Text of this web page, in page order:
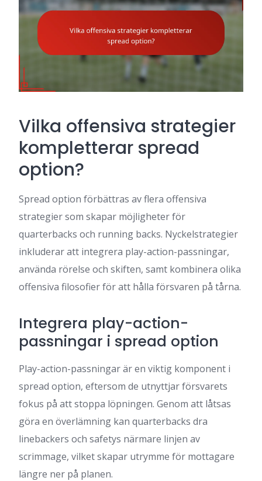
Vilka offensiva strategier
kompletterar spread
option?
Spread option förbättras av flera offensiva
strategier som skapar möjligheter för
quarterbacks och running backs. Nyckelstrategier
inkluderar att integrera play-action-passningar,
använda rörelse och skiften, samt kombinera olika
offensiva filosofier för att hålla försvaren på tårna.
Integrera play-action-
passningar i spread option
Play-action-passningar är en viktig komponent i
spread option, eftersom de utnyttjar försvarets
fokus på att stoppa löpningen. Genom att låtsas
göra en överlämning kan quarterbacks dra
linebackers och safetys närmare linjen av
scrimmage, vilket skapar utrymme för mottagare
längre ner på planen.